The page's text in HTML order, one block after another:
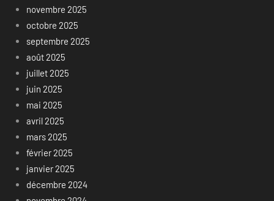
novembre 2025
octobre 2025
septembre 2025
août 2025
juillet 2025
juin 2025
mai 2025
avril 2025
mars 2025
février 2025
janvier 2025
décembre 2024